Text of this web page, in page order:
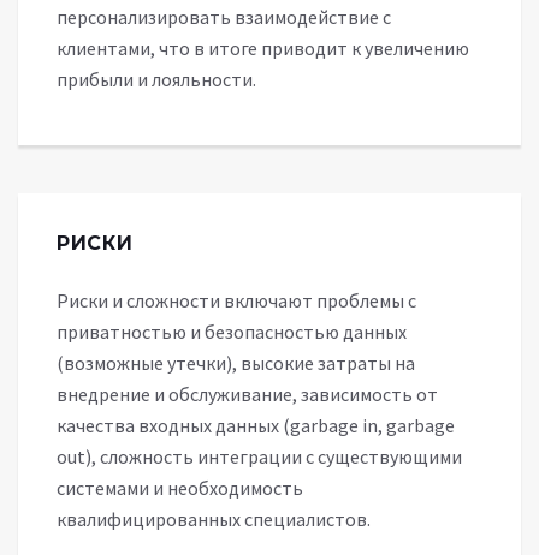
персонализировать взаимодействие с
клиентами, что в итоге приводит к увеличению
прибыли и лояльности.
РИСКИ
Риски и сложности включают проблемы с
приватностью и безопасностью данных
(возможные утечки), высокие затраты на
внедрение и обслуживание, зависимость от
качества входных данных (garbage in, garbage
out), сложность интеграции с существующими
системами и необходимость
квалифицированных специалистов.